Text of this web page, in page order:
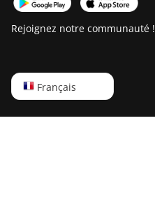
Rejoignez notre communauté !
Français
English